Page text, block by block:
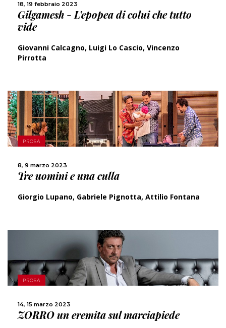
18, 19 febbraio 2023
Gilgamesh - L’epopea di colui che tutto
vide
Giovanni Calcagno, Luigi Lo Cascio, Vincenzo
Pirrotta
CONDIVIDI
PROSA
8, 9 marzo 2023
Tre uomini e una culla
Giorgio Lupano, Gabriele Pignotta, Attilio Fontana
SCOPRI DI PIÙ
PROSA
14, 15 marzo 2023
ZORRO un eremita sul marciapiede
SCOPRI DI PIÙ